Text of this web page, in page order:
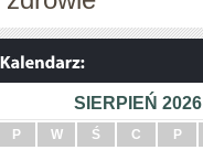
SIERPIEŃ 2026
P W Ś C P